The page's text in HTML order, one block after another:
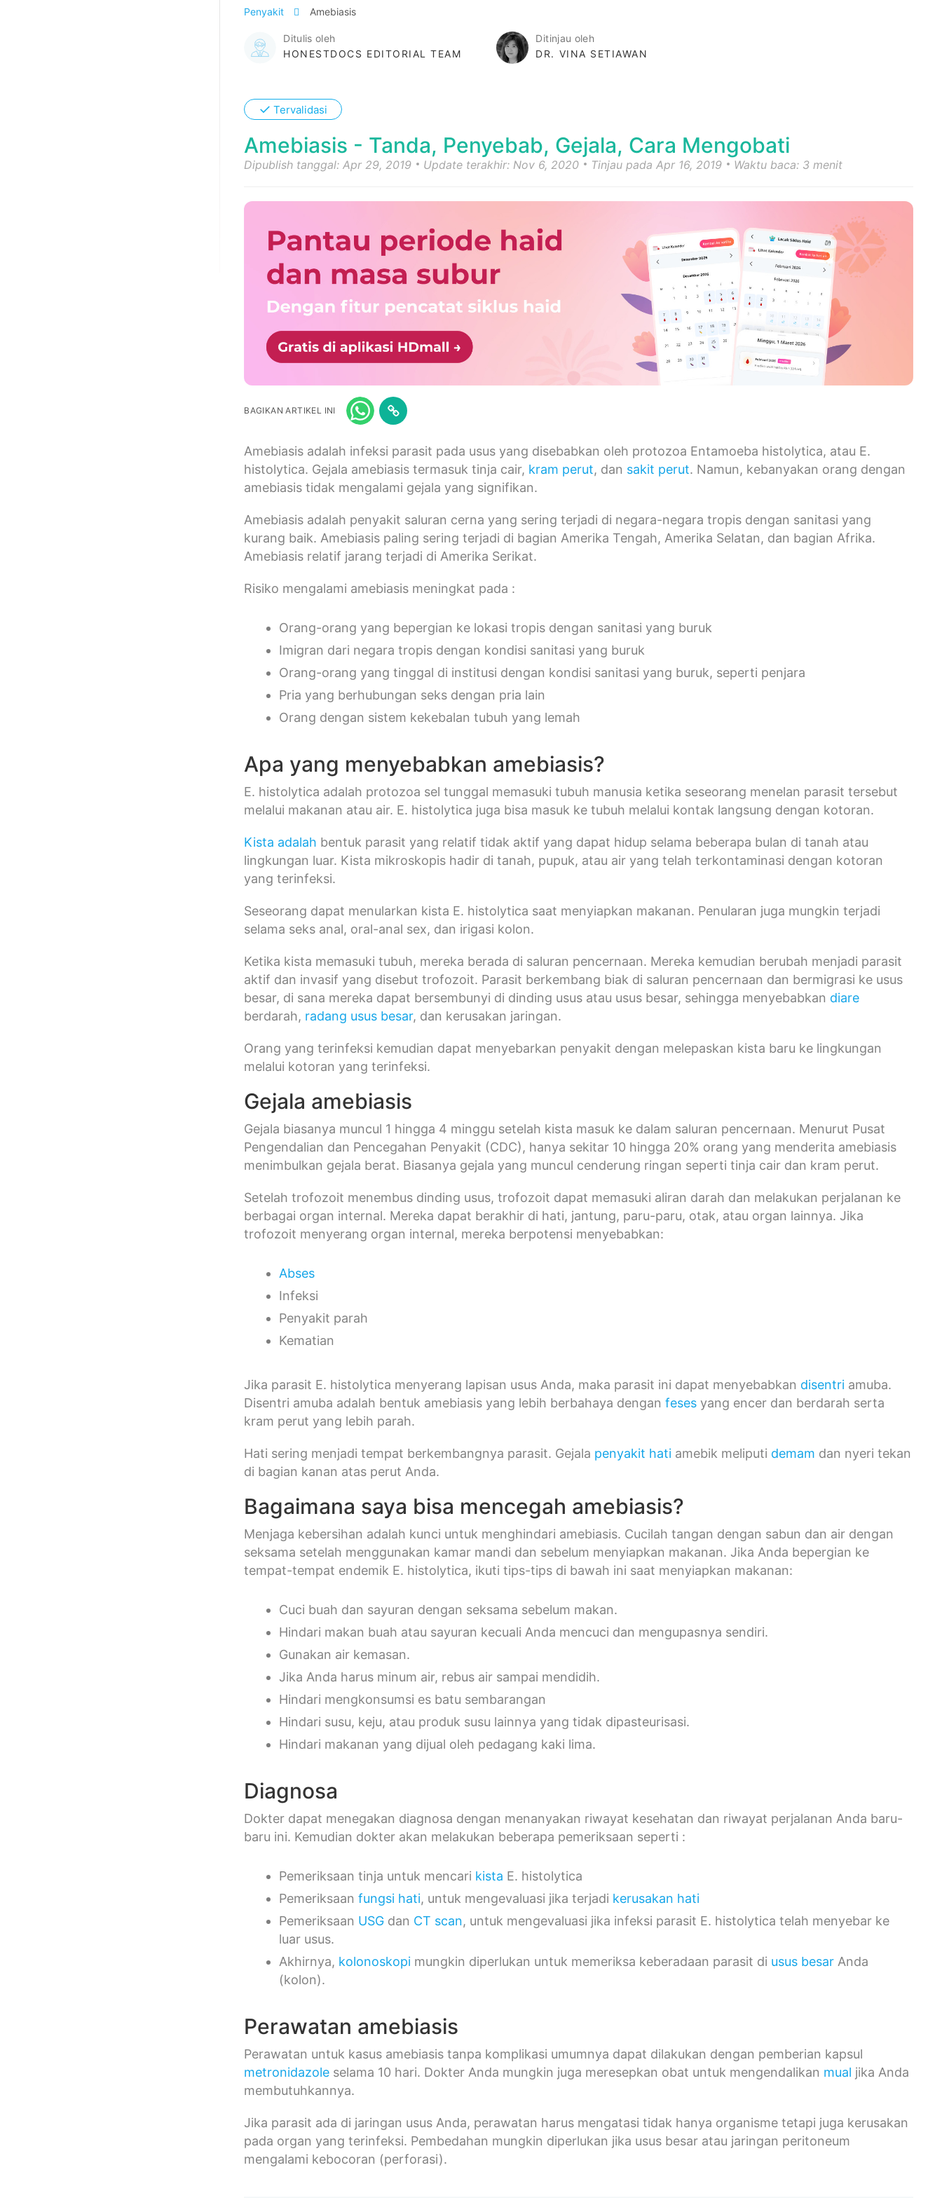
Penyakit Amebiasis
Ditulis oleh
HONESTDOCS EDITORIAL TEAM
Ditinjau oleh
DR. VINA SETIAWAN
✓ Tervalidasi
Amebiasis - Tanda, Penyebab, Gejala, Cara Mengobati
Dipublish tanggal: Apr 29, 2019 Update terakhir: Nov 6, 2020 Tinjau pada Apr 16, 2019 Waktu baca: 3 menit
BAGIKAN ARTIKEL INI
Amebiasis adalah infeksi parasit pada usus yang disebabkan oleh protozoa Entamoeba histolytica, atau E.
histolytica. Gejala amebiasis termasuk tinja cair, kram perut, dan sakit perut. Namun, kebanyakan orang dengan
amebiasis tidak mengalami gejala yang signifikan.
Amebiasis adalah penyakit saluran cerna yang sering terjadi di negara-negara tropis dengan sanitasi yang
kurang baik. Amebiasis paling sering terjadi di bagian Amerika Tengah, Amerika Selatan, dan bagian Afrika.
Amebiasis relatif jarang terjadi di Amerika Serikat.
Risiko mengalami amebiasis meningkat pada :
Orang-orang yang bepergian ke lokasi tropis dengan sanitasi yang buruk
Imigran dari negara tropis dengan kondisi sanitasi yang buruk
Orang-orang yang tinggal di institusi dengan kondisi sanitasi yang buruk, seperti penjara
Pria yang berhubungan seks dengan pria lain
Orang dengan sistem kekebalan tubuh yang lemah
Apa yang menyebabkan amebiasis?
E. histolytica adalah protozoa sel tunggal memasuki tubuh manusia ketika seseorang menelan parasit tersebut
melalui makanan atau air. E. histolytica juga bisa masuk ke tubuh melalui kontak langsung dengan kotoran.
Kista adalah bentuk parasit yang relatif tidak aktif yang dapat hidup selama beberapa bulan di tanah atau
lingkungan luar. Kista mikroskopis hadir di tanah, pupuk, atau air yang telah terkontaminasi dengan kotoran
yang terinfeksi.
Seseorang dapat menularkan kista E. histolytica saat menyiapkan makanan. Penularan juga mungkin terjadi
selama seks anal, oral-anal sex, dan irigasi kolon.
Ketika kista memasuki tubuh, mereka berada di saluran pencernaan. Mereka kemudian berubah menjadi parasit
aktif dan invasif yang disebut trofozoit. Parasit berkembang biak di saluran pencernaan dan bermigrasi ke usus
besar, di sana mereka dapat bersembunyi di dinding usus atau usus besar, sehingga menyebabkan diare
berdarah, radang usus besar, dan kerusakan jaringan.
Orang yang terinfeksi kemudian dapat menyebarkan penyakit dengan melepaskan kista baru ke lingkungan
melalui kotoran yang terinfeksi.
Gejala amebiasis
Gejala biasanya muncul 1 hingga 4 minggu setelah kista masuk ke dalam saluran pencernaan. Menurut Pusat
Pengendalian dan Pencegahan Penyakit (CDC), hanya sekitar 10 hingga 20% orang yang menderita amebiasis
menimbulkan gejala berat. Biasanya gejala yang muncul cenderung ringan seperti tinja cair dan kram perut.
Setelah trofozoit menembus dinding usus, trofozoit dapat memasuki aliran darah dan melakukan perjalanan ke
berbagai organ internal. Mereka dapat berakhir di hati, jantung, paru-paru, otak, atau organ lainnya. Jika
trofozoit menyerang organ internal, mereka berpotensi menyebabkan:
Abses
Infeksi
Penyakit parah
Kematian
Jika parasit E. histolytica menyerang lapisan usus Anda, maka parasit ini dapat menyebabkan disentri amuba.
Disentri amuba adalah bentuk amebiasis yang lebih berbahaya denganfeses yang encer dan berdarah serta
kram perut yang lebih parah.
Hati sering menjadi tempat berkembangnya parasit. Gejala penyakit hati amebik meliputi demam dan nyeri tekan
di bagian kanan atas perut Anda.
Bagaimana saya bisa mencegah amebiasis?
Menjaga kebersihan adalah kunci untuk menghindari amebiasis. Cucilah tangan dengan sabun dan air dengan
seksama setelah menggunakan kamar mandi dan sebelum menyiapkan makanan. Jika Anda bepergian ke
tempat-tempat endemik E. histolytica, ikuti tips-tips di bawah ini saat menyiapkan makanan:
Cuci buah dan sayuran dengan seksama sebelum makan.
Hindari makan buah atau sayuran kecuali Anda mencuci dan mengupasnya sendiri.
Gunakan air kemasan.
Jika Anda harus minum air, rebus air sampai mendidih.
Hindari mengkonsumsi es batu sembarangan
Hindari susu, keju, atau produk susu lainnya yang tidak dipasteurisasi.
Hindari makanan yang dijual oleh pedagang kaki lima.
Diagnosa
Dokter dapat menegakan diagnosa dengan menanyakan riwayat kesehatan dan riwayat perjalanan Anda baru-
baru ini. Kemudian dokter akan melakukan beberapa pemeriksaan seperti :
Pemeriksaan tinja untuk mencari kista E. histolytica
Pemeriksaanfungsi hati, untuk mengevaluasi jika terjadi kerusakan hati
Pemeriksaan USG dan CT scan, untuk mengevaluasi jika infeksi parasit E. histolytica telah menyebar ke
luar usus.
Akhirnya, kolonoskopi mungkin diperlukan untuk memeriksa keberadaan parasit di usus besar Anda
(kolon).
Perawatan amebiasis
Perawatan untuk kasus amebiasis tanpa komplikasi umumnya dapat dilakukan dengan pemberian kapsul
metronidazole selama 10 hari. Dokter Anda mungkin juga meresepkan obat untuk mengendalikan mual jika Anda
membutuhkannya.
Jika parasit ada di jaringan usus Anda, perawatan harus mengatasi tidak hanya organisme tetapi juga kerusakan
pada organ yang terinfeksi. Pembedahan mungkin diperlukan jika usus besar atau jaringan peritoneum
mengalami kebocoran (perforasi).